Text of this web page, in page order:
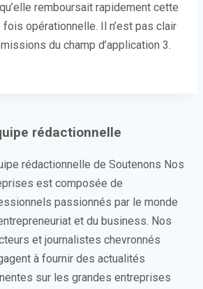
remboursait rapidement cette
opérationnelle. Il n’est pas clair
du champ d’application 3.
rédactionnelle
rédactionnelle de Soutenons Nos
est composée de
passionnés par le monde
et du business. Nos
et journalistes chevronnés
à fournir des actualités
sur les grandes entreprises